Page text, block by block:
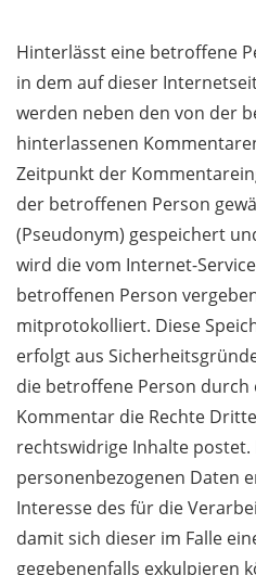
Hinterlässt eine betroffene
in dem auf dieser
werden neben den von der
hinterlassenen
Zeitpunkt der
der betroffenen Person
(Pseudonym) gespeichert
wird die vom Internet-
betroffenen Person
mitprotokolliert. Diese
erfolgt aus
die betroffene Person durch
Kommentar die Rechte
rechtswidrige Inhalte
personenbezogenen Daten
Interesse des für die
damit sich dieser im Falle
gegebenenfalls exkulpieren